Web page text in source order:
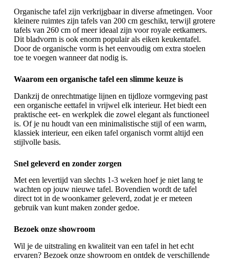
Organische tafel zijn verkrijgbaar in diverse afmetingen. Voor
kleinere ruimtes zijn tafels van 200 cm geschikt, terwijl grotere
tafels van 260 cm of meer ideaal zijn voor royale eetkamers.
Dit bladvorm is ook enorm populair als eiken keukentafel.
Door de organische vorm is het eenvoudig om extra stoelen
toe te voegen wanneer dat nodig is.
Waarom een organische tafel een slimme keuze is
Dankzij de onrechtmatige lijnen en tijdloze vormgeving past
een organische eettafel in vrijwel elk interieur. Het biedt een
praktische eet- en werkplek die zowel elegant als functioneel
is. Of je nu houdt van een minimalistische stijl of een warm,
klassiek interieur, een eiken tafel organisch vormt altijd een
stijlvolle basis.
Snel geleverd en zonder zorgen
Met een levertijd van slechts 1-3 weken hoef je niet lang te
wachten op jouw nieuwe tafel. Bovendien wordt de tafel
direct tot in de woonkamer geleverd, zodat je er meteen
gebruik van kunt maken zonder gedoe.
Bezoek onze showroom
Wil je de uitstraling en kwaliteit van een tafel in het echt
ervaren? Bezoek onze showroom en ontdek de verschillende